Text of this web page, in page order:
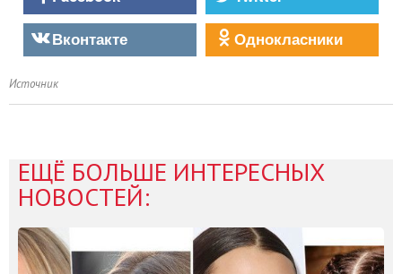
Вконтакте
Однокласники
Источник
ЕЩЁ БОЛЬШЕ ИНТЕРЕСНЫХ
НОВОСТЕЙ: